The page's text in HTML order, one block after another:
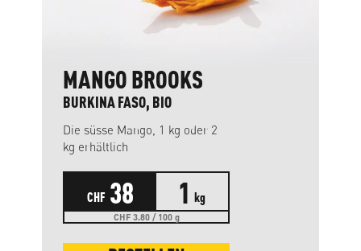
MANGO BROOKS
BURKINA FASO, BIO
Die süsse Mango, 1 kg oder 2
kg erhältlich
CHF 38 1 kg
CHF 3.80 / 100 g